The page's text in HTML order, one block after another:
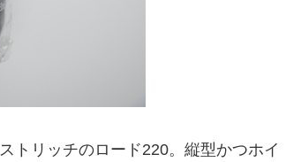
トリッチのロード220。縦型かつホイ